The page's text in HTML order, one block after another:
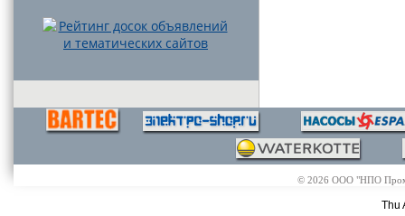
© 2026 ООО "НПО
Thu